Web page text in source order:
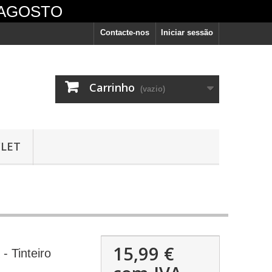
Iniciar sessão
Contacte-nos
Carrinho (vazio)
- Tinteiro
15,99 €